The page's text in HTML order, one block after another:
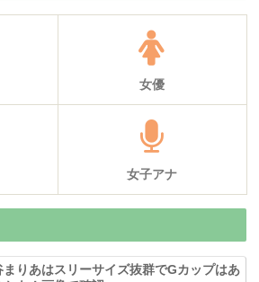
女優
女子アナ
まりあはスリーサイズ抜群でGカップはあ